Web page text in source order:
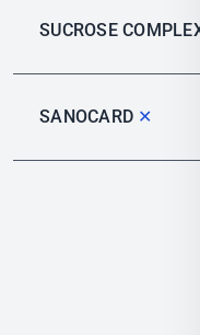
SUCROSE
SANOCARD ✕